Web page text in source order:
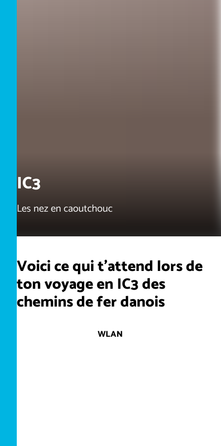
IC3
Les nez en caoutchouc
Voici ce qui t’attend lors de
ton voyage en IC3 des
chemins de fer danois
WLAN